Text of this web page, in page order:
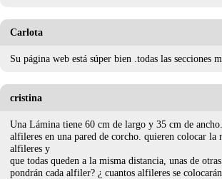
Carlota
Su página web está súper bien .todas las secciones
cristina
Una Lámina tiene 60 cm de largo y 35 cm de
alfileres en una pared de corcho. quieren colocar la
alfileres y
que todas queden a la misma distancia, unas de
pondrán cada alfiler? ¿ cuantos alfileres se